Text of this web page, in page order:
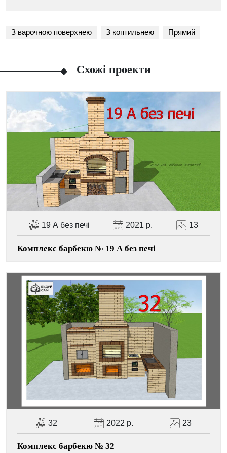
Facebook
ViberTelegramWhatsAppPinterest
З варочною поверхнею З коптильнею Прямий
Схожі проекти
19 А без печі 2021 р. 13
Комплекс барбекю № 19 А без печі
32 2022 р. 23
Комплекс барбекю № 32